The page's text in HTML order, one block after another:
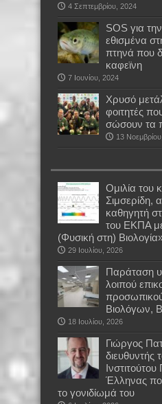
4 Σεπτεμβρίου, 2024
SOS για
εθισμένα
πτηνά που
καφεϊνη
7 Ιουνίου, 2024
Χρυσό
φοιτητές
σώσουν τα
13
Oμιλία του
Σιμσερίδη,
καθηγητή
του ΕΚΠΑ
(Φυσική στη)
29 Ιουλίου, 2026
Παράταση
λοιπού
Βιολόγων,
18 Ιουλίου, 2026
Γιώργος
διευθυντής
Έλληνας
το γονιδίωμά του